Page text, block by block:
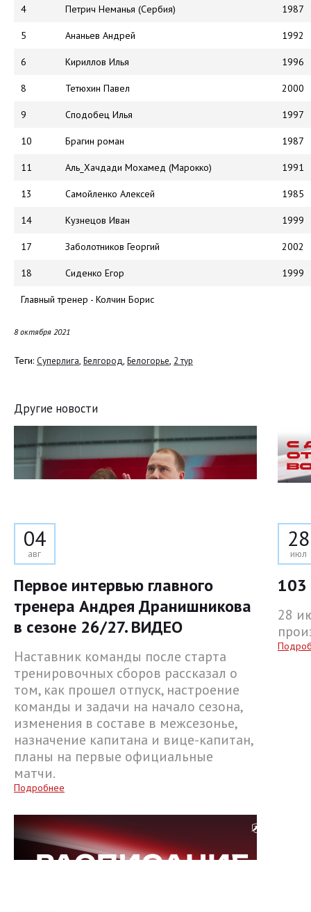
4 Петрич Неманья (Сербия) 1987
5 Ананьев Андрей 1992
6 Кириллов Илья 1996
8 Тетюхин Павел 2000
9 Сподобец Илья 1997
10 Брагин роман 1987
11 Аль_Хачдади Мохамед (Марокко) 1991
13 Самойленко Алексей 1985
14 Кузнецов Иван 1999
17 Заболотников Георгий 2002
18 Сиденко Егор 1999
Главный тренер - Колчин Борис
8 октября 2021
Теги: Суперлига, Белгород, Белогорье, 2 тур
Другие новости
04
авг
Первое интервью главного
тренера Андрея Дранишникова
в сезоне 26/27. ВИДЕО
Наставник команды после старта
тренировочных сборов рассказал о
том, как прошел отпуск, настроение
команды и задачи на начало сезона,
изменения в составе в межсезонье,
назначение капитана и вице-капитан,
планы на первые официальные
матчи.
Подробнее
28
июл
103
28